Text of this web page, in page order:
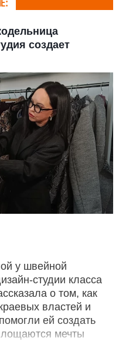
создает
у швейной
студии класса
о том, как
властей и
ей создать
мечты